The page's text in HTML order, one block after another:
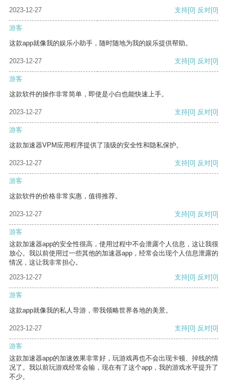
2023-12-27
支持[0] 反对[0]
游客
这款app就像我的娱乐小助手，随时随地为我的娱乐提供帮助。
2023-12-27 支持[0] 反对[0]
游客
这款软件的操作非常简单，即使是小白也能快速上手。
2023-12-27 支持[0] 反对[0]
游客
这款加速器VPM应用程序提供了顶级的安全性和隐私保护。
2023-12-27 支持[0] 反对[0]
游客
这款软件的价格非常实惠，值得推荐。
2023-12-27 支持[0] 反对[0]
游客
这款加速器app的安全性很高，使用过程中不会泄露个人信息，这让我很
放心。我以前使用过一些其他的加速器app，经常会出现个人信息泄露的
情况，这让我非常担心。
2023-12-27
支持[0] 反对[0]
游客
这款app就像我的私人导游，带我领略世界各地的美景。
2023-12-27 支持[0] 反对[0]
游客
这款加速器app的加速效果非常好，玩游戏再也不会出现卡顿、掉线的情
况了。我以前玩游戏经常会输，现在有了这个app，我的游戏水平提升了
不少。